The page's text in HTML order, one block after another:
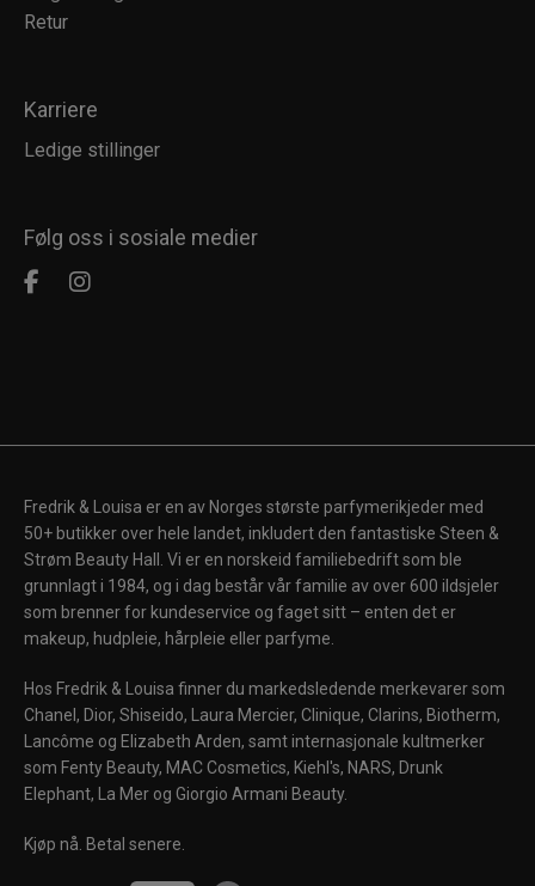
Retur
Karriere
Ledige stillinger
Følg oss i sosiale medier
Fredrik & Louisa er en av Norges største parfymerikjeder med
50+ butikker over hele landet, inkludert den fantastiske Steen &
Strøm Beauty Hall. Vi er en norskeid familiebedrift som ble
grunnlagt i 1984, og i dag består vår familie av over 600 ildsjeler
som brenner for kundeservice og faget sitt – enten det er
makeup, hudpleie, hårpleie eller parfyme.
Hos Fredrik & Louisa finner du markedsledende merkevarer som
Chanel, Dior, Shiseido, Laura Mercier, Clinique, Clarins, Biotherm,
Lancôme og Elizabeth Arden, samt internasjonale kultmerker
som Fenty Beauty, MAC Cosmetics, Kiehl's, NARS, Drunk
Elephant, La Mer og Giorgio Armani Beauty.
Kjøp nå. Betal senere.